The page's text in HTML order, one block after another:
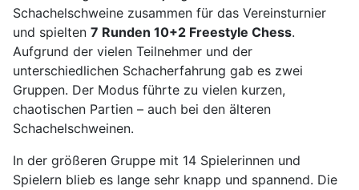
Schachelschweine zusammen für das Vereinsturnier
und spielten 7 Runden 10+2 Freestyle Chess.
Aufgrund der vielen Teilnehmer und der
unterschiedlichen Schacherfahrung gab es zwei
Gruppen. Der Modus führte zu vielen kurzen,
chaotischen Partien – auch bei den älteren
Schachelschweinen.
In der größeren Gruppe mit 14 Spielerinnen und
Spielern blieb es lange sehr knapp und spannend. Die